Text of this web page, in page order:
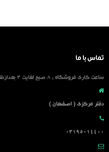
تماس با ما
ساعت کاری فروشگاه : 8 صبح لغایت 3 بعدازظهر
دفتر مرکزی ( اصفهان )
03195014400